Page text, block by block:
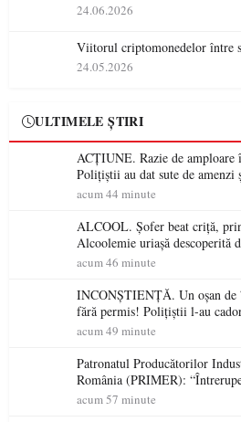
24.06.2026
Viitorul criptomonedelor între
24.05.2026
ULTIMELE ȘTIRI
ACȚIUNE. Razie de amploare
Polițiștii au dat sute de amenzi
permis într-o singură zi
acum 44 minute
ALCOOL. Șofer beat criță,
Alcoolemie uriașă descoperită
acum 46 minute
INCONȘTIENȚĂ. Un oșan de
fără permis! Polițiștii l-au
acum 49 minute
Patronatul Producătorilor
România (PRIMER):
electrică a fabricilor de
acum 57 minute